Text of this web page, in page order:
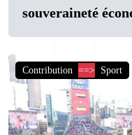
souveraineté
Contribution ==> Sport